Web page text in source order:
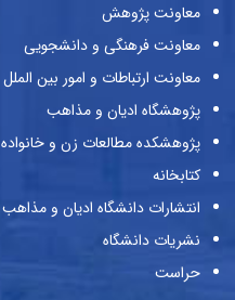
معاونت پژوهش
معاونت فرهنگی و دانشجویی
معاونت ارتباطات و امور بین الملل
پژوهشگاه ادیان و مذاهب
پژوهشکده مطالعات زن و خانواده
کتابخانه
انتشارات دانشگاه ادیان و مذاهب
نشریات دانشگاه
حراست